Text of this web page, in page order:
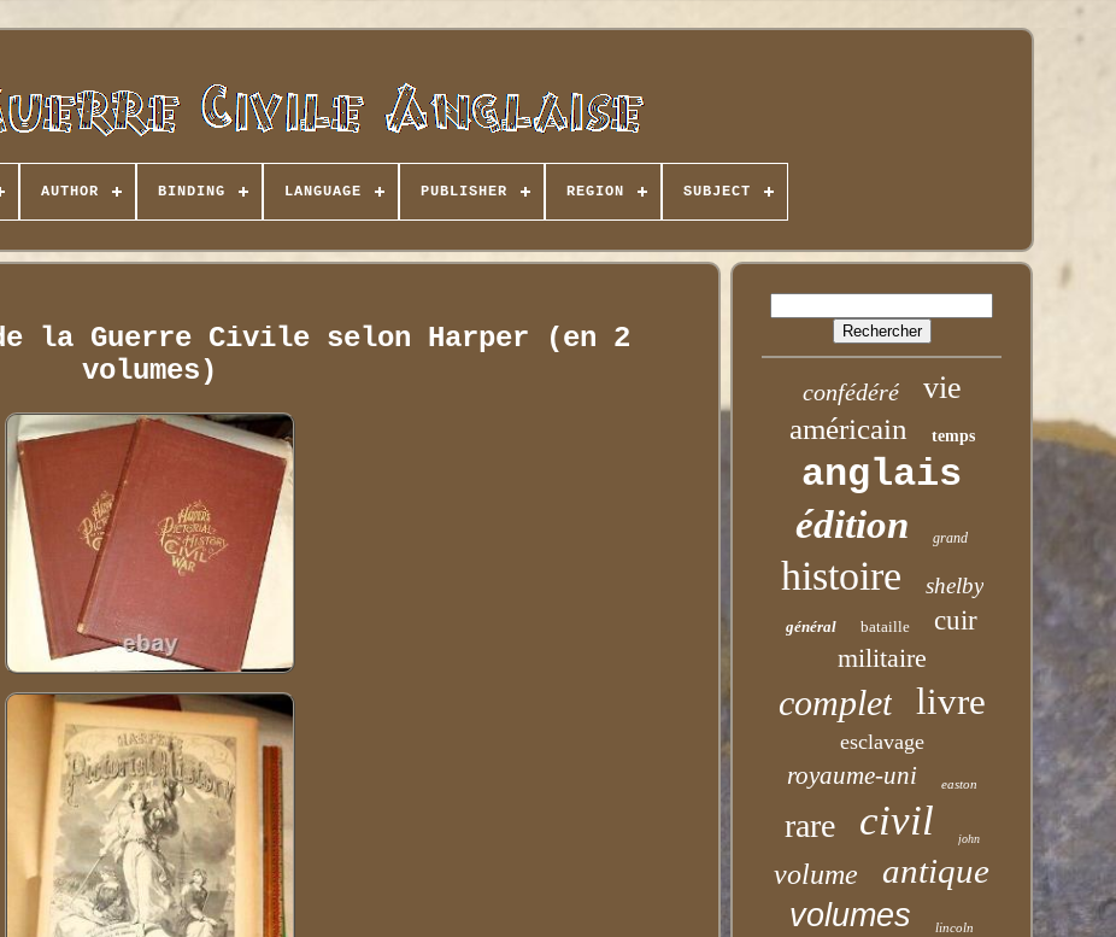
AUTHOR BINDING LANGUAGE PUBLISHER REGION SUBJECT
la Guerre Civile selon Harper (en 2
volumes)
confédéré vie
américain temps
anglais
édition grand
histoire shelby
général bataille
cuir
militaire
complet livre
esclavage
royaume-uni easton
rare civil john
volume antique
volumes lincoln